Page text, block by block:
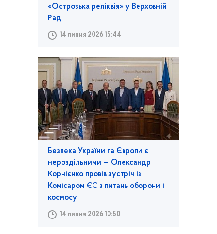
«Острозька реліквія» у Верховній
Раді
14 липня 2026 15:44
Безпека України та Європи є
нероздільними — Олександр
Корнієнко провів зустріч із
Комісаром ЄС з питань оборони і
космосу
14 липня 2026 10:50